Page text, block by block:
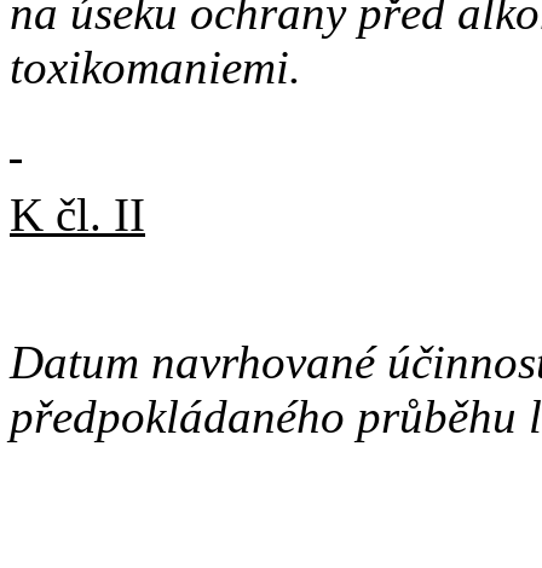
na úseku ochrany před
toxikomaniemi.
K čl. II
Datum navrhované
předpokládaného průběhu